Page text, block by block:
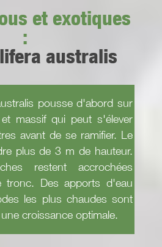
et exotiques
:
australis
pousse d'abord sur
massif qui peut s'élever
avant de se ramifier. Le
plus de 3 m de hauteur.
restent accrochées
tronc. Des apports d'eau
les plus chaudes sont
croissance optimale.